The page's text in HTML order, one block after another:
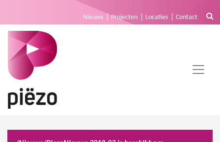
Nieuws Projecten Locaties Contact